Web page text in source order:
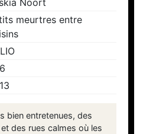
Noort
meurtres entre
bien entretenues, des
des rues calmes où les